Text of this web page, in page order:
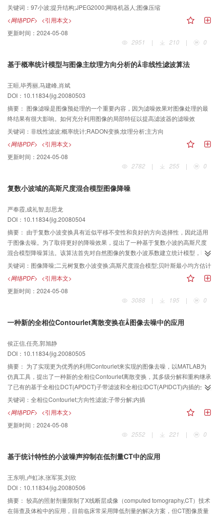
组对称的双正交97小波；然后用新构造的97小波取代JPEG2000标准中的
CDF97小波，该新97小波算法不仅比CDF97小波的计算处理速度更快，而且在
保持几乎相同的压缩性能的同时，能够大大简化图像压缩中的运算量；最后，
通过将改进的算法应用于网络机器人视频监控系统的实验表明，该算法是可行
关键词： 97小波;提升结构;JPEG2000;网络机器人;图像压缩
<网络PDF> <引用本文>
更新时间： 2024-05-08
2951
| 210 | 0
基于概率统计模型与图像主纹理方向分析的非线性滤波算法
王晅,毕秀丽,马建峰,肖斌
DOI：10.11834/jig.20080503
摘要： 图像滤噪是图像预处理的一个重要内容，因为滤噪效果对图像处理的最
终结果有很大影响。如何充分利用图像的局部特征以提高滤波器的滤噪效
关键词： 非线性滤波;概率统计;RADON变换;纹理分析;主方向
<网络PDF> <引用本文>
更新时间： 2024-05-08
2782
| 255 | 0
复数小波域的高斯尺度混合模型图像降噪
严奉霞,成礼智,彭思龙
DOI：10.11834/jig.20080504
摘要： 由于复数小波变换具有近似平移不变性和良好的方向选择性，因此适用
于图像去噪。为了取得更好的降噪效果，提出了一种基于复数小波的高斯尺度
混合模型降噪算法。该算法首先对自然图像的复数小波系数建立统计模型，即
将位于相邻位置和尺度的系数邻域建模为一个高斯尺度混合模型；然后用该模
型对子带系数进行贝叶斯最小均方估计，以达到降低噪声的目的。由于这一模
型很好地利用了复数小波系数幅值尺度间和尺度内的相关性，因此可以取得较
好的降噪效果。实验结果表明，该算法无论从峰值信噪比还是从主观视觉上都
关键词： 图像降噪;二元树复数小波变换;高斯尺度混合模型;贝叶斯最小均方估计
<网络PDF> <引用本文>
更新时间： 2024-05-08
3088
| 195 | 0
一种新的全相位Contourlet离散变换在图像去噪中的应用
侯正信,任亮,郭旭静
DOI：10.11834/jig.20080505
摘要： 为了实现更为优秀的利用Contourlet来实现的图像去噪，以MATLAB为
仿真工具，提出了一种新的全相位Contourlet离散变换，其多级分解和重构继承
了已有的基于全相位DCT(APDCT)子带滤波和全相位IDCT(APIDCT)内插的全相
位Contourlet，其方向滤波则是采用一种基于DCT的全相位方向滤波器组
(APDFB)。APDFB具有良好的方向选择性，而且重构算法简单，只要将各个方
向图像直接相加即可。实验结果表明，将新的全相位Contourlet离散变换应用在
图像去噪中，与原Contourlet相比，在信噪比有所提高的同时，图像视觉效果也
关键词： 全相位Contourlet;方向性滤波;子带分解;内插
<网络PDF> <引用本文>
更新时间： 2024-05-08
2552
| 221 | 0
基于统计特性的小波噪声抑制在低剂量CT中的应用
王东明,卢虹冰,张军英,刘欣
DOI：10.11834/jig.20080506
摘要： 较高的照射剂量限制了X线断层成像（computed tomography,CT）技术
在筛查及体检中的应用，目前临床常采用降低剂量的解决方案，但CT图像质量